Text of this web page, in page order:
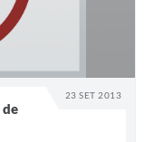
23 SET 2013
de